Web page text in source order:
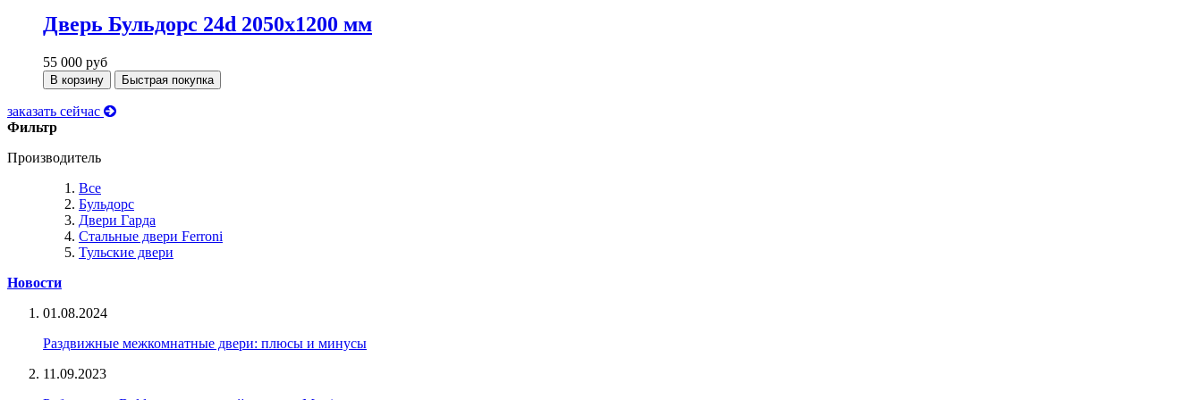
Дверь Бульдорс 24d 2050х1200 мм
55 000 руб
В корзину Быстрая покупка
заказать сейчас
Фильтр
Производитель
Все
Бульдорс
Двери Гарда
Стальные двери Ferroni
Тульские двери
Новости
01.08.2024
Раздвижные межкомнатные двери: плюсы и минусы
11.09.2023